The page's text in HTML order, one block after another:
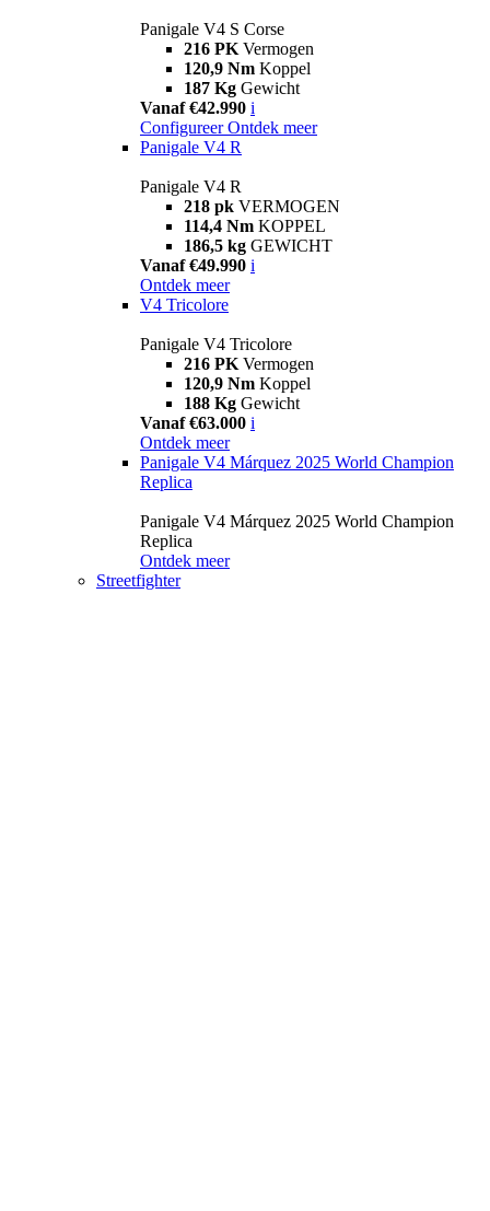
Panigale V4 S Corse
216 PK Vermogen
120,9 Nm Koppel
187 Kg Gewicht
Vanaf €42.990 i
Configureer Ontdek meer
Panigale V4 R
Panigale V4 R
218 pk VERMOGEN
114,4 Nm KOPPEL
186,5 kg GEWICHT
Vanaf €49.990 i
Ontdek meer
V4 Tricolore
Panigale V4 Tricolore
216 PK Vermogen
120,9 Nm Koppel
188 Kg Gewicht
Vanaf €63.000 i
Ontdek meer
Panigale V4 Márquez 2025 World Champion
Replica
Panigale V4 Márquez 2025 World Champion
Replica
Ontdek meer
Streetfighter